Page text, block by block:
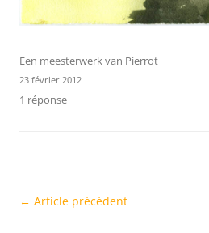
Een meesterwerk van Pierrot
23 février 2012
1 réponse
Navigation
← Article précédent